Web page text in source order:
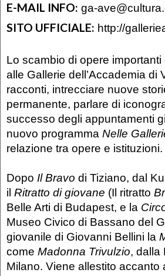
E-MAIL INFO: ga-
SITO UFFICIALE: http://
Lo scambio di opere
alle Gallerie dell’Accademia
racconti, intrecciare nuove
permanente, parlare di
successo degli appuntamenti
nuovo programma Nelle
relazione tra opere e istituzioni.
Dopo Il Bravo di Tiziano, dal
il Ritratto di giovane (Il ritratto
Belle Arti di Budapest, e la
Museo Civico di Bassano del
giovanile di Giovanni Bellini la
come Madonna Trivulzio, dalla
Milano. Viene allestito accanto